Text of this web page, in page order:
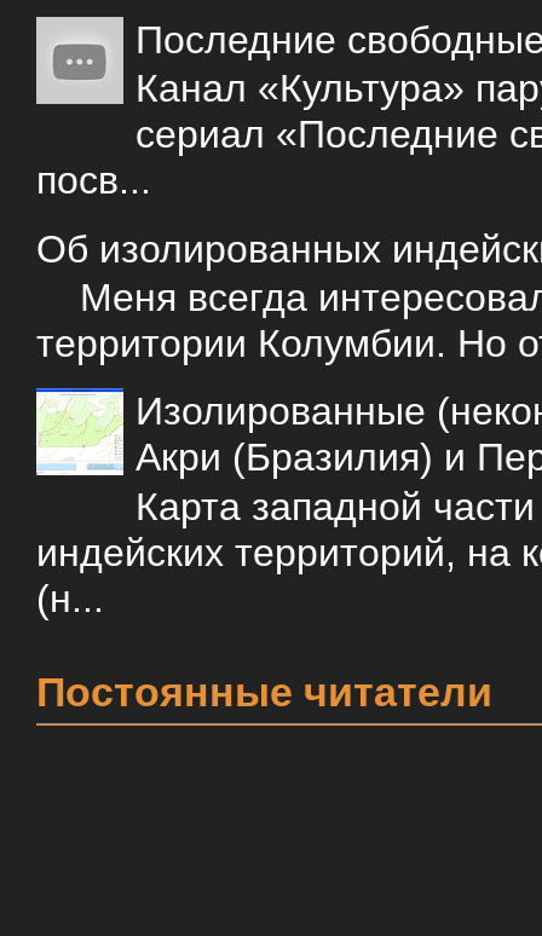
Последние
Канал «Культура»
сериал «Последние
посв...
Об изолированных
Меня всегда
территории Колумбии. Но
Изолированные
Акри (Бразилия) и
Карта западной
индейских территорий, на
(н...
Постоянные читатели